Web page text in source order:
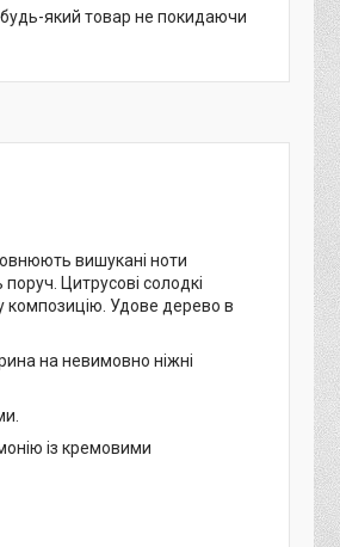
будь-який товар не покидаючи
вишукані ноти
Цитрусові солодкі
композицію. Удове дерево в
на невимовно ніжні
із кремовими